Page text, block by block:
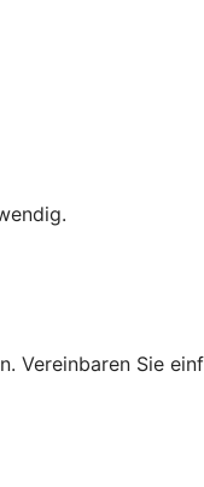
Vereinbaren Sie